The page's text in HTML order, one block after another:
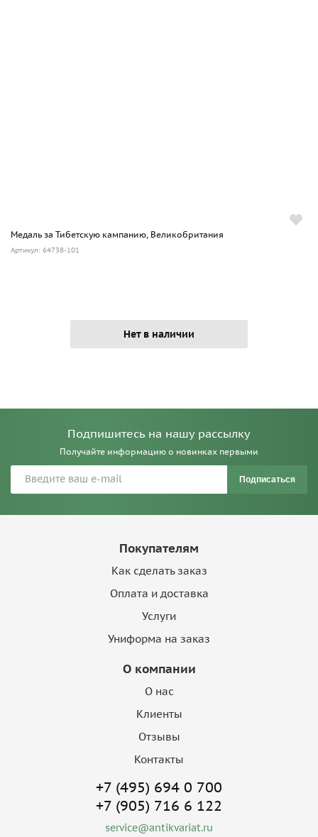
Медаль за Тибетскую кампанию, Великобритания
Артикул: 64738-101
Нет в наличии
Подпишитесь на нашу рассылку
Получайте информацию о новинках первыми
Подписаться
Покупателям
Как сделать заказ
Оплата и доставка
Услуги
Униформа на заказ
О компании
О нас
Клиенты
Отзывы
Контакты
+7 (495) 694 0 700
+7 (905) 716 6 122
service@antikvariat.ru